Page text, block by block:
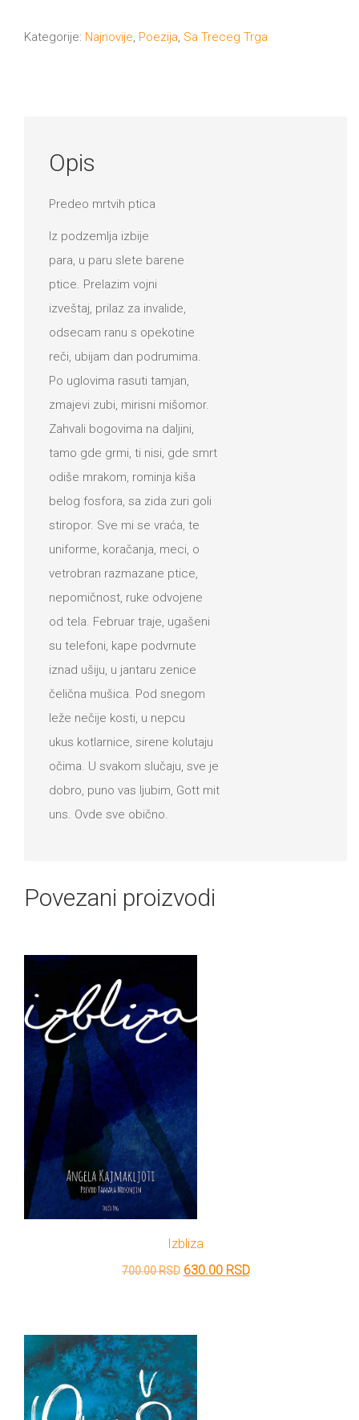
drveta
Kategorije: Najnovije, Poezija, Sa Treceg Trga
Opis
Predeo mrtvih ptica
Iz podzemlja izbije
para, u paru slete barene
ptice. Prelazim vojni
izveštaj, prilaz za invalide,
odsecam ranu s opekotine
reči, ubijam dan podrumima.
Po uglovima rasuti tamjan,
zmajevi zubi, mirisni mišomor.
Zahvali bogovima na daljini,
tamo gde grmi, ti nisi, gde smrt
odiše mrakom, rominja kiša
belog fosfora, sa zida zuri goli
stiropor. Sve mi se vraća, te
uniforme, koračanja, meci, o
vetrobran razmazane ptice,
nepomičnost, ruke odvojene
od tela. Februar traje, ugašeni
su telefoni, kape podvrnute
iznad ušiju, u jantaru zenice
čelična mušica. Pod snegom
leže nečije kosti, u nepcu
ukus kotlarnice, sirene kolutaju
očima. U svakom slučaju, sve je
dobro, puno vas ljubim, Gott mit
uns. Ovde sve obično.
Povezani proizvodi
Izbliza
700.00RSD Originalna
bila:
700.00 RSD.
630.00 RSDTrenutna